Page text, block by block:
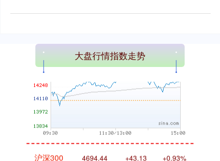
大盘行情指数走势
沪深300 4694.44 +43.13 +0.93%